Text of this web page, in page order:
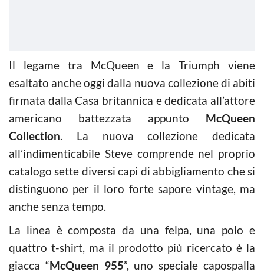
Il legame tra McQueen e la Triumph viene
esaltato anche oggi dalla nuova collezione di abiti
firmata dalla Casa britannica e dedicata all’attore
americano battezzata appunto McQueen
Collection. La nuova collezione dedicata
all’indimenticabile Steve comprende nel proprio
catalogo sette diversi capi di abbigliamento che si
distinguono per il loro forte sapore vintage, ma
anche senza tempo.
La linea è composta da una felpa, una polo e
quattro t-shirt, ma il prodotto più ricercato è la
giacca “McQueen 955”, uno speciale capospalla